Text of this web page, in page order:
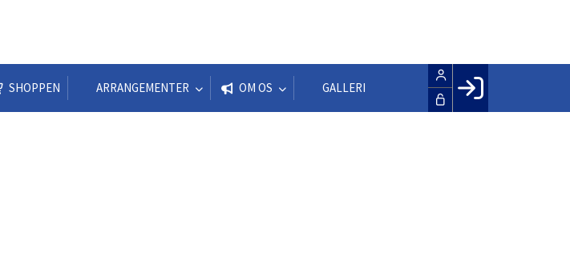
SHOPPEN ARRANGEMENTER OM OS GALLERI